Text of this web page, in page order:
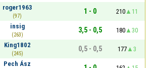
roger1963
(97)
1 - 0 210
11
insig
(263)
3,5 - 0,5 180
30
King1802
(245)
0,5 - 0,5 177
3
Pech Ász